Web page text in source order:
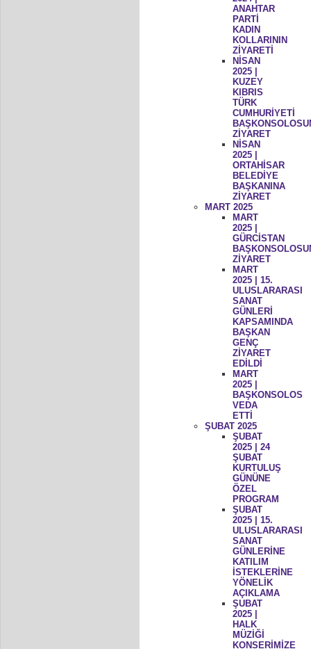
ANAHTAR
PARTİ
KADIN
KOLLARININ
ZİYARETİ
NİSAN
2025 |
KUZEY
KIBRIS
TÜRK
CUMHURİYETİ
ZİYARET
NİSAN
2025 |
ORTAHİSAR
BELEDİYE
BAŞKANINA
ZİYARET
MART 2025
MART
2025 |
GÜRCİSTAN
ZİYARET
MART
2025 | 15.
ULUSLARARASI
SANAT
GÜNLERİ
KAPSAMINDA
BAŞKAN
GENÇ
ZİYARET
EDİLDİ
MART
2025 |
BAŞKONSOLOS
VEDA
ETTİ
ŞUBAT 2025
ŞUBAT
2025 | 24
ŞUBAT
KURTULUŞ
GÜNÜNE
ÖZEL
PROGRAM
ŞUBAT
2025 | 15.
ULUSLARARASI
SANAT
GÜNLERİNE
KATILIM
İSTEKLERİNE
YÖNELİK
AÇIKLAMA
ŞUBAT
2025 |
HALK
MÜZİĞİ
KONSERİMİZE